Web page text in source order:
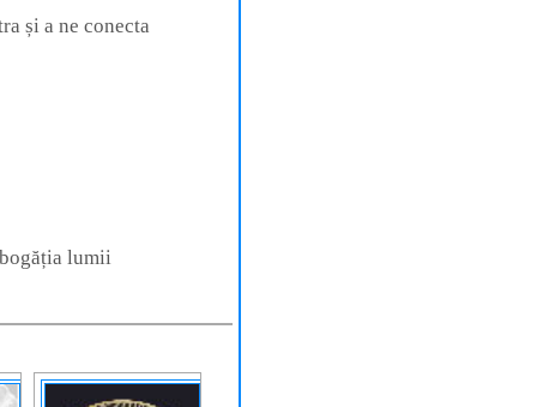
și a ne conecta
lumii